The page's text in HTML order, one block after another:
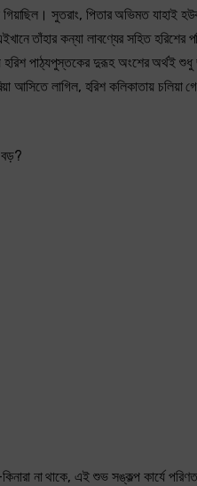
গিয়াছিল। সুতরাং, পিতার অভিমত যাহাই
তাঁহার কন্যা লাবণ্যের সহিত
হরিশ পাঠ্যপুস্তকের দুরূহ অংশের অর্থই
আসিতে লাগিল, হরিশ কলিকাতায় চলিয়া
বড়?
না থাকে, এই শুভ সঙ্কল্প কার্যে পরিণত